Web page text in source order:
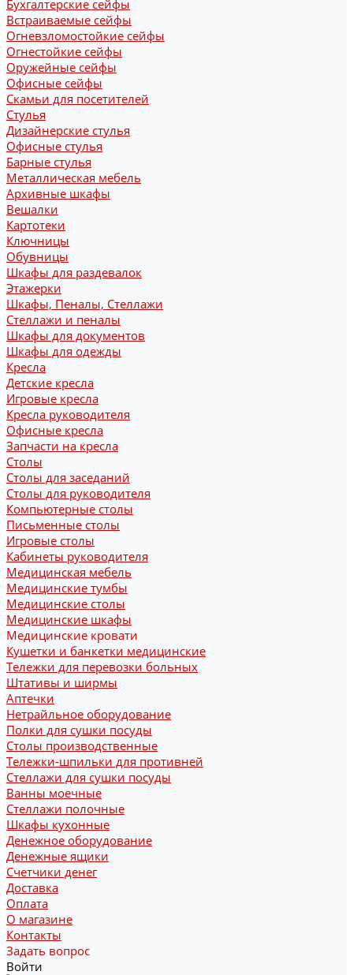
Бухгалтерские сейфы
Встраиваемые сейфы
Огневзломостойкие сейфы
Огнестойкие сейфы
Оружейные сейфы
Офисные сейфы
Скамьи для посетителей
Стулья
Дизайнерские стулья
Офисные стулья
Барные стулья
Металлическая мебель
Архивные шкафы
Вешалки
Картотеки
Ключницы
Обувницы
Шкафы для раздевалок
Этажерки
Шкафы, Пеналы, Стеллажи
Стеллажи и пеналы
Шкафы для документов
Шкафы для одежды
Кресла
Детские кресла
Игровые кресла
Кресла руководителя
Офисные кресла
Запчасти на кресла
Столы
Столы для заседаний
Столы для руководителя
Компьютерные столы
Письменные столы
Игровые столы
Кабинеты руководителя
Медицинская мебель
Медицинские тумбы
Медицинские столы
Медицинские шкафы
Медицинские кровати
Кушетки и банкетки медицинские
Тележки для перевозки больных
Штативы и ширмы
Аптечки
Нетрайльное оборудование
Полки для сушки посуды
Столы производственные
Тележки-шпильки для противней
Стеллажи для сушки посуды
Ванны моечные
Стеллажи полочные
Шкафы кухонные
Денежное оборудование
Денежные ящики
Счетчики денег
Доставка
Оплата
О магазине
Контакты
Задать вопрос
Войти